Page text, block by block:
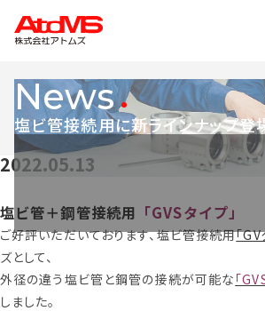
News
塩ビ管接続用に新ラインナップ登
2022.05.13
塩ビ管＋鋼管接続用 「GVSタイプ」
ご好評いただいております、塩ビ管接続用「
ズとして、
外径の違う塩ビ管と鋼管の接続が可能な 「
しました。